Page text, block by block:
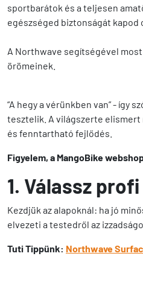
sportbarátok és a teljesen
egészséged biztonságát
A Northwave segítségével
örömeinek.
“A hegy a vérünkben van” - így
tesztelik. A világszerte
és fenntartható fejlődés.
Figyelem, a MangoBike
1. Válassz
Kezdjük az alapoknál: ha jó
elvezeti a testedről az
Tuti Tippünk: Northwave